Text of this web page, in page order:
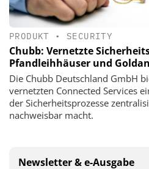
PRODUKT • SECURITY
Chubb: Vernetzte
Pfandleihhäuser und
Die Chubb Deutschland GmbH
vernetzten Connected Services
der Sicherheitsprozesse
nachweisbar macht.
Newsletter & e-Ausgabe